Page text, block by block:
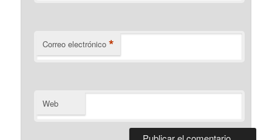
Correo electrónico *
Web